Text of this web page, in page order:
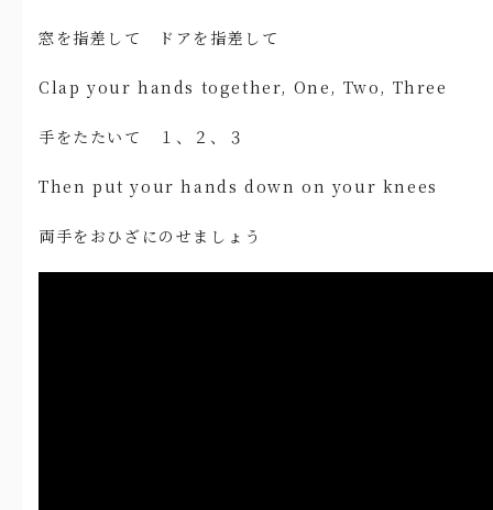
窓を指差して ドアを指差して
Clap your hands together, One, Two, Three
手をたたいて １、２、３
Then put your hands down on your knees
両手をおひざにのせましょう